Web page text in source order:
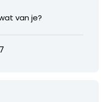
van je?